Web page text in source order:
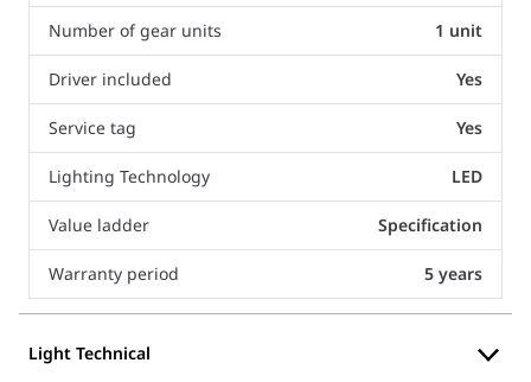
Number of gear units 1 unit
Driver included Yes
Service tag Yes
Lighting Technology LED
Value ladder Specification
Warranty period 5 years
Light Technical